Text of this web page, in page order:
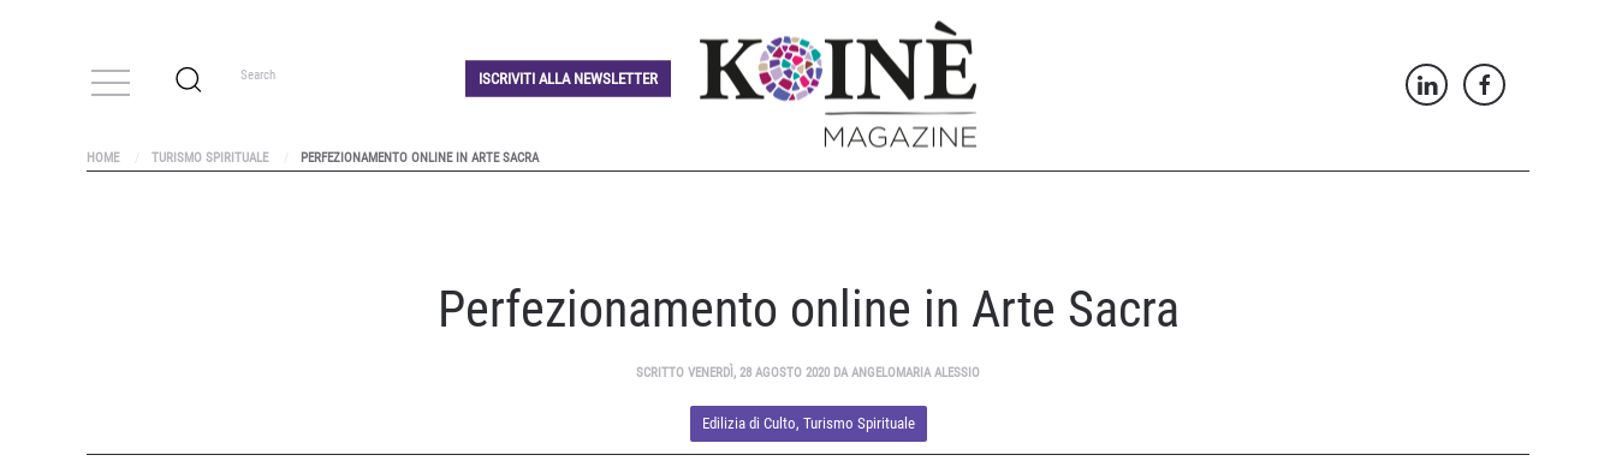
ISCRIVITI ALLA NEWSLETTER
HOME TURISMO SPIRITUALE PERFEZIONAMENTO ONLINE IN ARTE SACRA
Perfezionamento online in Arte Sacra
SCRITTO VENERDÌ, 28 AGOSTO 2020 DA ANGELOMARIA ALESSIO
Edilizia di Culto, Turismo Spirituale